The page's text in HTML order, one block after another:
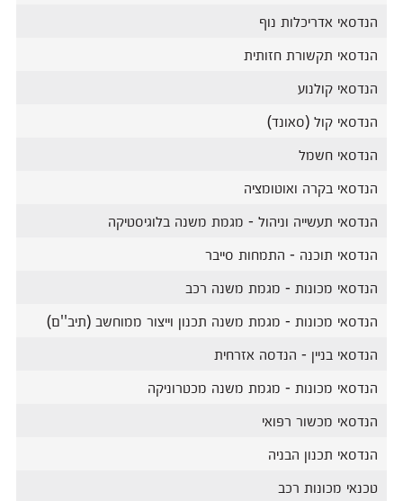
הנדסאי אדריכלות נוף
הנדסאי תקשורת חזותית
הנדסאי קולנוע
הנדסאי קול (סאונד)
הנדסאי חשמל
הנדסאי בקרה ואוטומציה
הנדסאי תעשייה וניהול - מגמת משנה בלוגיסטיקה
הנדסאי תוכנה - התמחות סייבר
הנדסאי מכונות - מגמת משנה רכב
הנדסאי מכונות - מגמת משנה תכנון וייצור ממוחשב (תיב''ם)
הנדסאי בניין - הנדסה אזרחית
הנדסאי מכונות - מגמת משנה מכטרוניקה
הנדסאי מכשור רפואי
הנדסאי תכנון הבניה
טכנאי מכונות רכב